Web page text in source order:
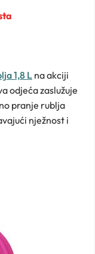
1,8 L na akciji
odjeća zaslužuje
pranje rublja
nježnost i